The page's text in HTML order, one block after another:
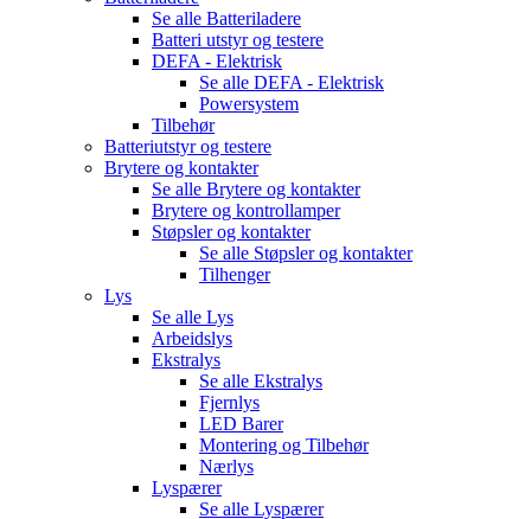
Se alle Batteriladere
Batteri utstyr og testere
DEFA - Elektrisk
Se alle DEFA - Elektrisk
Powersystem
Tilbehør
Batteriutstyr og testere
Brytere og kontakter
Se alle Brytere og kontakter
Brytere og kontrollamper
Støpsler og kontakter
Se alle Støpsler og kontakter
Tilhenger
Lys
Se alle Lys
Arbeidslys
Ekstralys
Se alle Ekstralys
Fjernlys
LED Barer
Montering og Tilbehør
Nærlys
Lyspærer
Se alle Lyspærer